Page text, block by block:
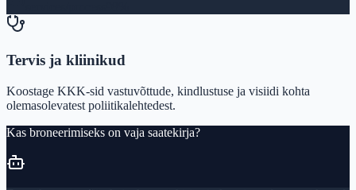
Tervis ja kliinikud
Koostage KKK-sid vastuvõttude, kindlustuse ja visiidi kohta
olemasolevatest poliitikalehtedest.
Kas broneerimiseks on vaja saatekirja?